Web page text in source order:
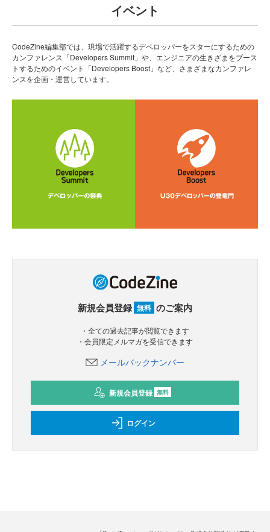
イベント
CodeZine編集部では、現場で活躍するデベロッパーをスターにするための
カンファレンス「Developers Summit」や、エンジニアの生きざまをブース
トするためのイベント「Developers Boost」など、さまざまなカンファレ
ンスを企画・運営しています。
新規会員登録 無料 のご案内
・全ての過去記事が閲覧できます
・会員限定メルマガを受信できます
メールバックナンバー
新規会員登録 無料
ログイン